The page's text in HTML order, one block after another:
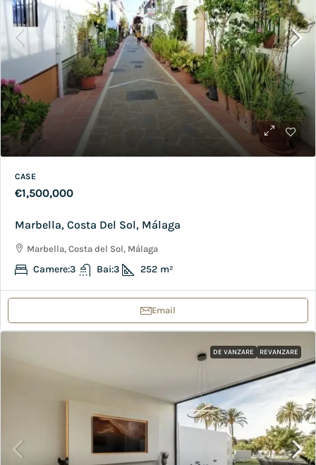
CASE
€1,500,000
Marbella, Costa Del Sol, Málaga
Marbella, Costa del Sol, Málaga
Camere:3 Bai:3 252 m²
Email
DE VANZARE REVANZARE